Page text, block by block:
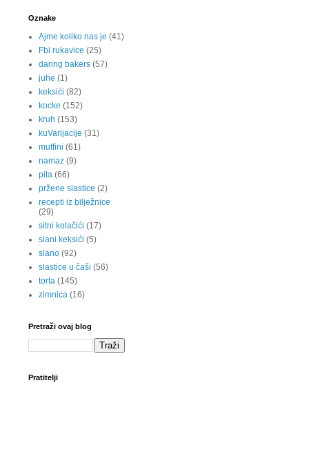
Oznake
Ajme koliko nas je (41)
Fbi rukavice (25)
daring bakers (57)
juhe (1)
keksići (82)
kocke (152)
kruh (153)
kuVarijacije (31)
muffini (61)
namaz (9)
pita (66)
pržene slastice (2)
recepti iz bilježnice
(29)
sitni kolačići (17)
slani keksići (5)
slano (92)
slastice u čaši (56)
torta (145)
zimnica (16)
Pretraži ovaj blog
Pratitelji